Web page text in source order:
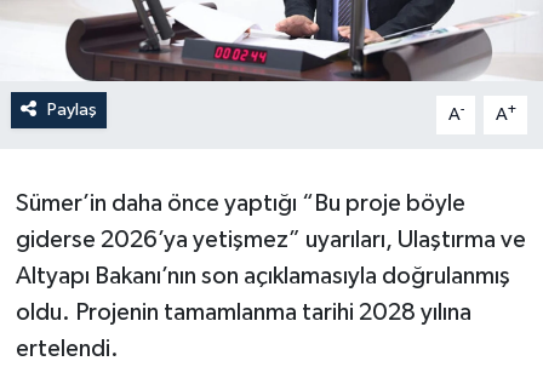
Paylaş A- A+
Sümer’in daha önce yaptığı “Bu proje böyle
giderse 2026’ya yetişmez” uyarıları, Ulaştırma ve
Altyapı Bakanı’nın son açıklamasıyla doğrulanmış
oldu. Projenin tamamlanma tarihi 2028 yılına
ertelendi.